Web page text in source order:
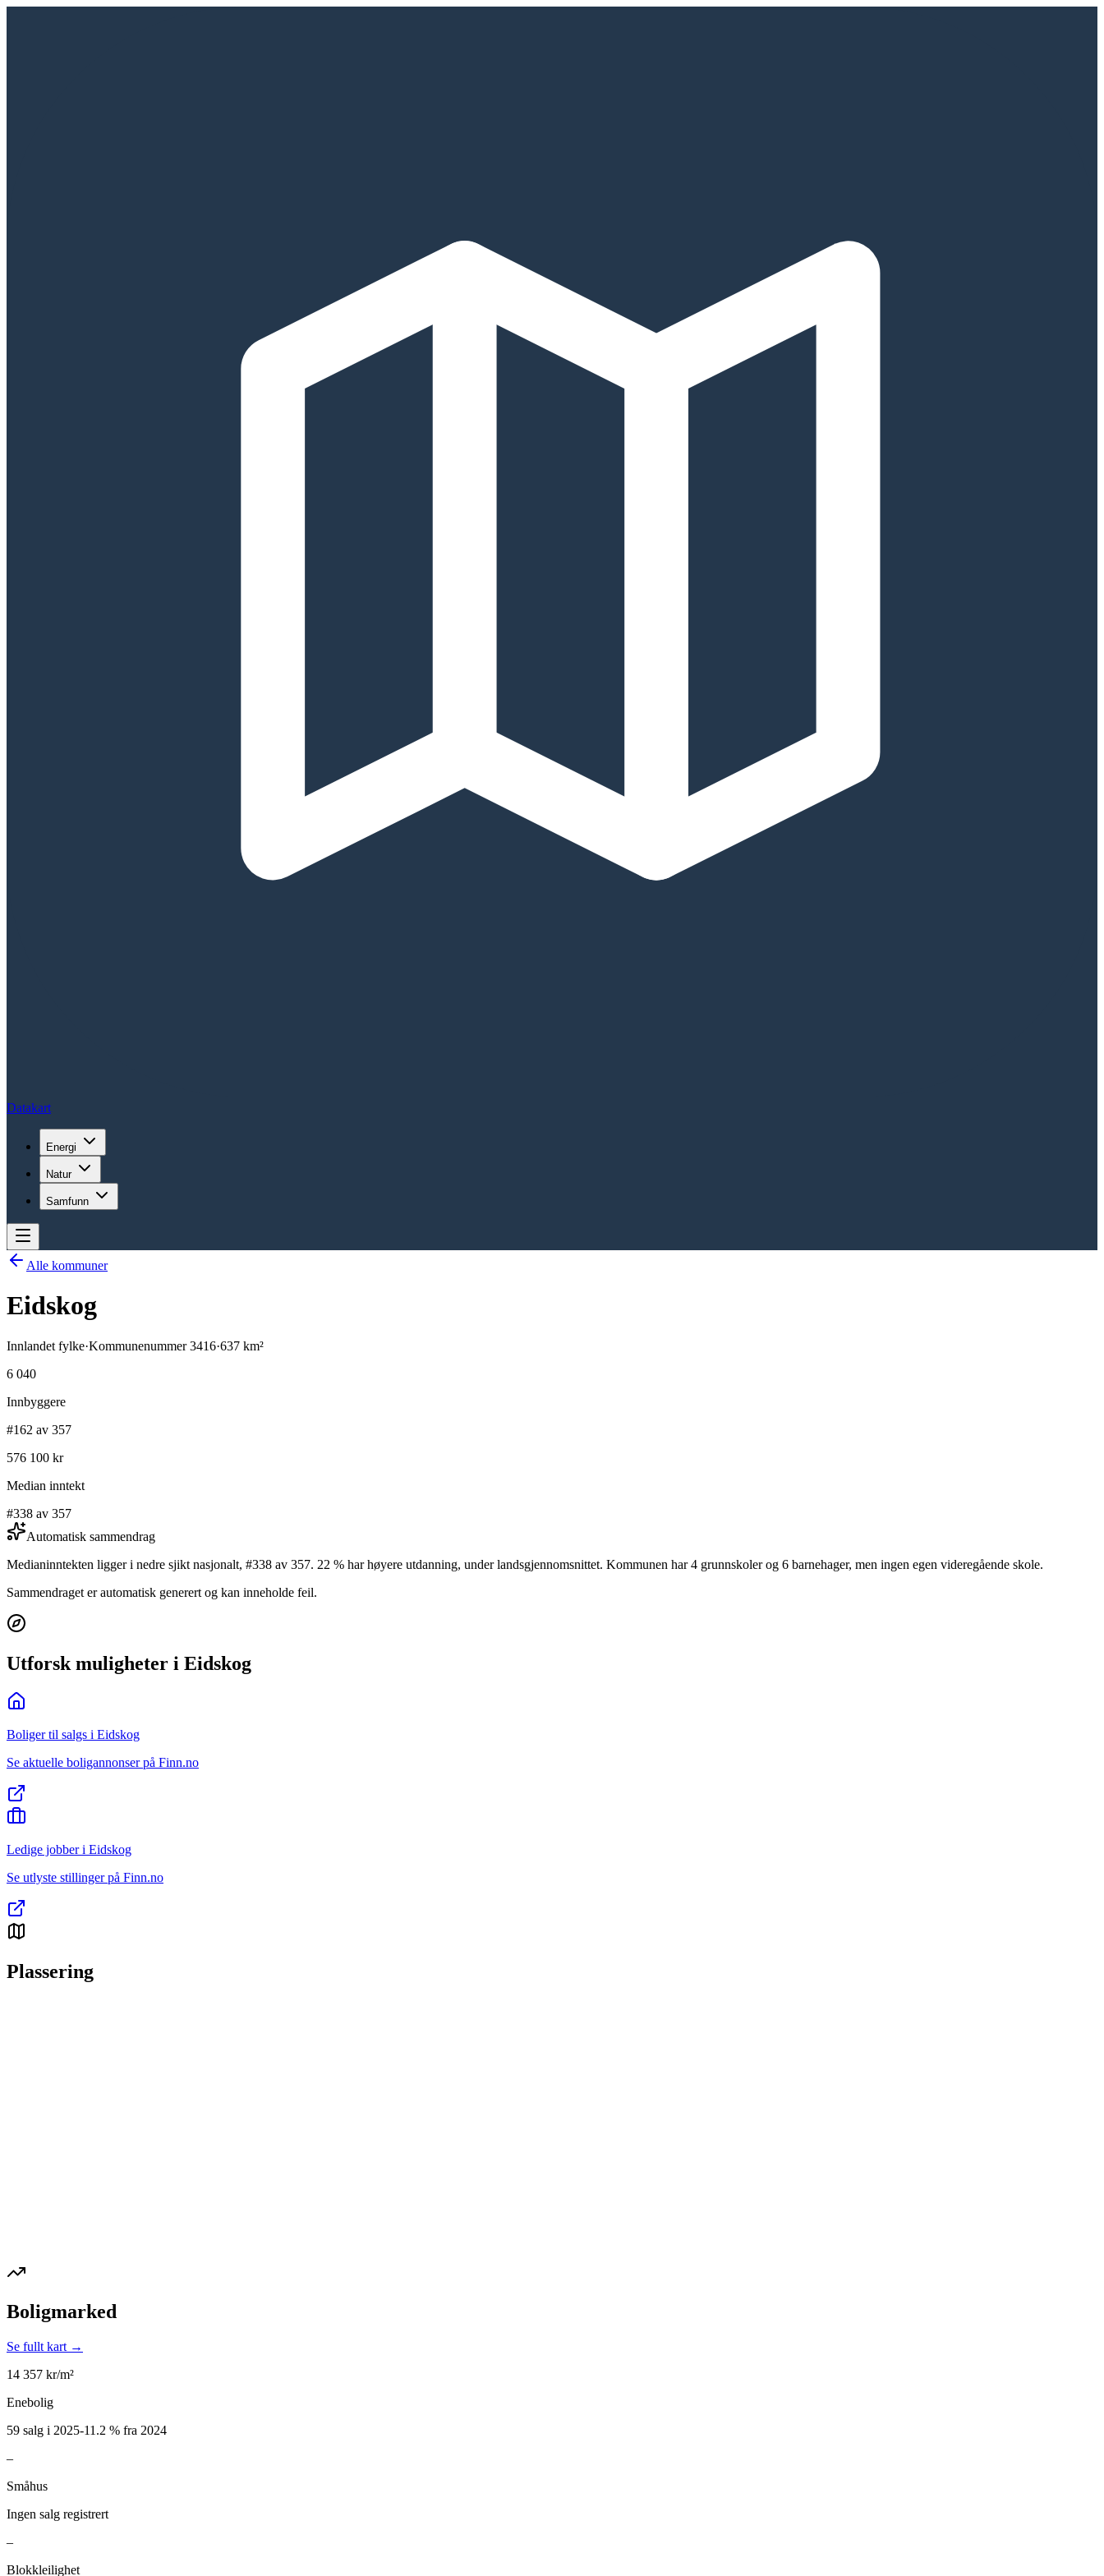
Datakart
Energi
Natur
Samfunn
Alle kommuner
Eidskog
Innlandet fylke·Kommunenummer3416·637 km²
6 040
Innbyggere
#162 av 357
576 100 kr
Median inntekt
#338 av 357
Automatisk sammendrag
Medianinntekten ligger i nedre sjikt nasjonalt, #338 av 357. 22 % har høyere utdanning, under landsgjennomsnittet. Kommunen har 4 grunnskoler og 6 barnehager, men ingen egen videregående skole.
Sammendraget er automatisk generert og kan inneholde feil.
Utforsk muligheter i Eidskog
Boliger til salgs i Eidskog
Se aktuelle boligannonser på Finn.no
Ledige jobber i Eidskog
Se utlyste stillinger på Finn.no
Plassering
Boligmarked
Se fullt kart →
14 357 kr/m²
Enebolig
59 salg i 2025-11.2 % fra 2024
–
Småhus
Ingen salg registrert
–
Blokkleilighet